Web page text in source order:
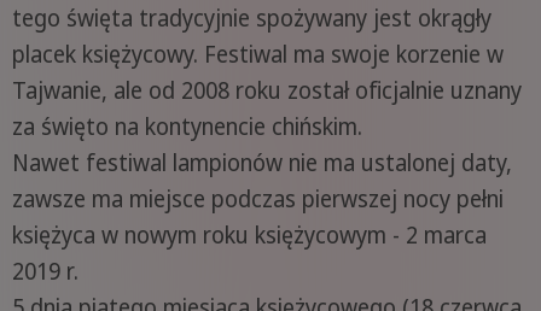
tego święta tradycyjnie spożywany jest okrągły
placek księżycowy. Festiwal ma swoje korzenie w
Tajwanie, ale od 2008 roku został oficjalnie uznany
za święto na kontynencie chińskim.
Nawet festiwal lampionów nie ma ustalonej daty,
zawsze ma miejsce podczas pierwszej nocy pełni
księżyca w nowym roku księżycowym - 2 marca
2019 r.